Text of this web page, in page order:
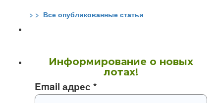
> > Все опубликованные статьи
Информирование о новых
лотах!
Email адрес *